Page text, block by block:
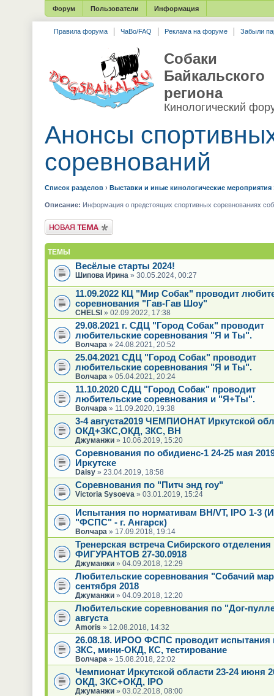
Форум Пользователи Информация
Правила форума ЧаВо/FAQ Реклама на форуме Забыли
Собаки
Байкальского
региона
Кинологический
Анонсы
соревнований
Список разделов › Выставки и иные кинологические мероприятия
Описание: Информация о предстоящих спортивных соревнованиях
Новая тема
ТЕМЫ
Весёлые старты 2024!
Шипова Ирина » 30.05.2024, 00:27
11.09.2022 КЦ "Мир Собак" проводит
соревнования "Гав-Гав Шоу"
CHELSI» 02.09.2022, 17:38
29.08.2021 г. СДЦ "Город Собак" проводит
любительские соревнования "Я и Ты".
Волчара » 24.08.2021, 20:52
25.04.2021 СДЦ "Город Собак" проводит
любительские соревнования "Я и Ты".
Волчара » 05.04.2021, 20:24
11.10.2020 СДЦ "Город Собак" проводит
любительские соревнования и "Я+Ты".
Волчара » 11.09.2020, 19:38
3-4 августа2019 ЧЕМПИОНАТ Иркутской
ОКД+ЗКС,ОКД, ЗКС, ВН
Джуманжи» 10.06.2019, 15:20
Соревнования по обидиенс-1 24-25 мая
Иркутске
Daisy» 23.04.2019, 18:58
Соревнования по "Питч энд гоу"
Victoria Sysoeva » 03.01.2019, 15:24
Испытания по нормативам BH/VT, IPO 1-3
"ФСПС" - г. Ангарск)
Волчара » 17.09.2018, 19:14
Тренерская встреча Сибирского
ФИГУРАНТОВ 27-30.0918
Джуманжи» 04.09.2018, 12:29
Любительские соревнования "Собачий
сентября 2018
Джуманжи» 04.09.2018, 12:20
Любительские соревнования по "Дог-
августа
Amoris » 12.08.2018, 14:32
26.08.18. ИРОО ФСПС проводит испытания
ЗКС, мини-ОКД, КС, тестирование
Волчара » 15.08.2018, 22:02
Чемпионат Иркутской области 23-24 июня
ОКД, ЗКС+ОКД, IPO
Джуманжи» 03.02.2018, 08:00